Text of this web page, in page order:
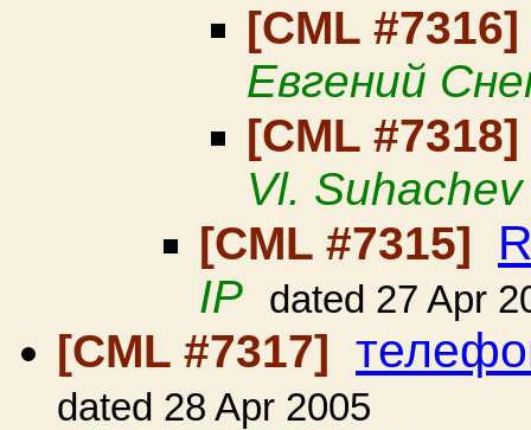
[CML #7316]
Евгений
[CML #7318]
Vl. Suhachev
[CML #7315]
IP dated 27 Apr
[CML #7317]
dated 28 Apr 2005